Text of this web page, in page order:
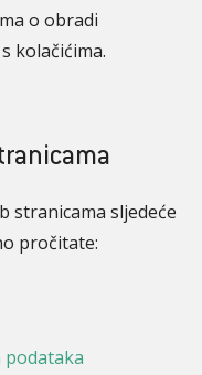
o obradi
kolačićima.
stranicama sljedeće
pročitate: